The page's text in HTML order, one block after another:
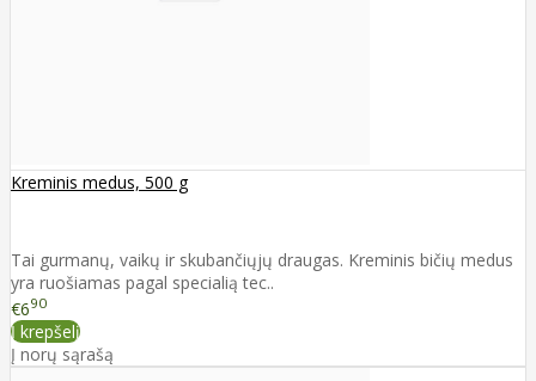
Kreminis medus, 500 g
Tai gurmanų, vaikų ir skubančiųjų draugas. Kreminis bičių medus
yra ruošiamas pagal specialią tec..
€690
Į krepšelį
Į norų sąrašą